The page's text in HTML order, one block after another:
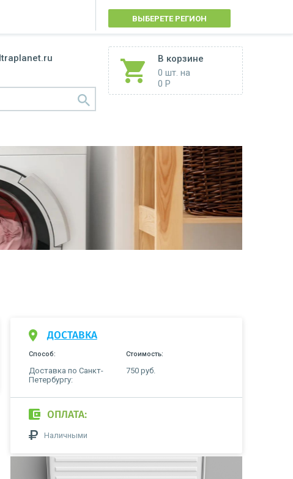
ВЫБЕРЕТЕ РЕГИОН
В корзине
0 шт. на
0 Р
ДОСТАВКА
Способ: Стоимость:
Доставка по Санкт-
Петербургу:
750 руб.
ОПЛАТА:
Наличными